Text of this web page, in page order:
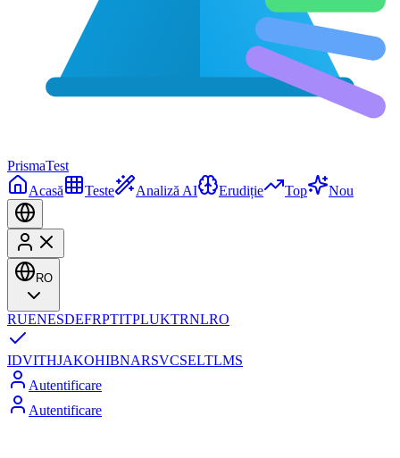
PrismaTest
Acasă
Teste Analiză AI Erudiție Top Nou
RO
RUENESDEFRPTITPLUKTRNLRO
IDVITHJAKOHIBNARSVCSELTLMS
Autentificare
Autentificare